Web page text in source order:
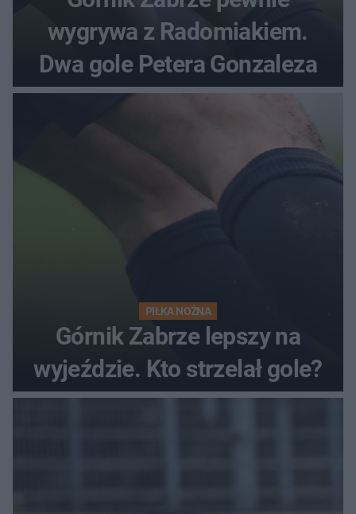
wygrywa z Radomiakiem.
Dwa gole Petera Gonzaleza
PIŁKA NOŻNA
Górnik Zabrze lepszy na
wyjeździe. Kto strzelał gole?